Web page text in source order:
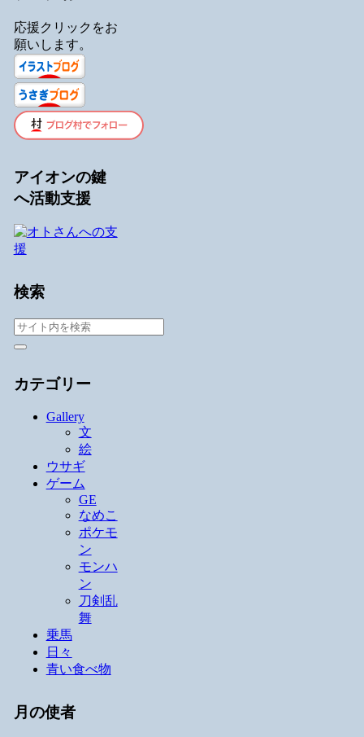
応援クリックをお
願いします。
アイオンの鍵
へ活動支援
検索
カテゴリー
Gallery
文
絵
ウサギ
ゲーム
GE
なめこ
ポケモ
ン
モンハ
ン
刀剣乱
舞
乗馬
日々
青い食べ物
月の使者